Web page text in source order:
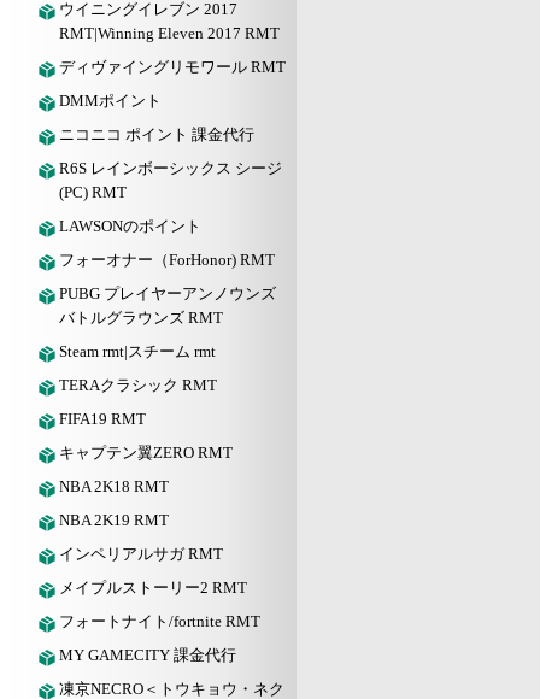
ウイニングイレブン 2017
RMT|Winning Eleven 2017 RMT
ディヴァイングリモワール RMT
DMMポイント
ニコニコ ポイント 課金代行
R6S レインボーシックス シージ
(PC) RMT
LAWSONのポイント
フォーオナー（ForHonor) RMT
PUBG プレイヤーアンノウンズ
バトルグラウンズ RMT
Steam rmt|スチーム rmt
TERAクラシック RMT
FIFA19 RMT
キャプテン翼ZERO RMT
NBA 2K18 RMT
NBA 2K19 RMT
インペリアルサガ RMT
メイプルストーリー2 RMT
フォートナイト/fortnite RMT
MY GAMECITY 課金代行
凍京NECRO＜トウキョウ・ネク